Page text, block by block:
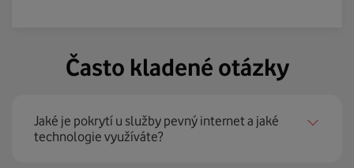
Často kladené otázky
Jaké je pokrytí u služby pevný internet a jaké
technologie využíváte?